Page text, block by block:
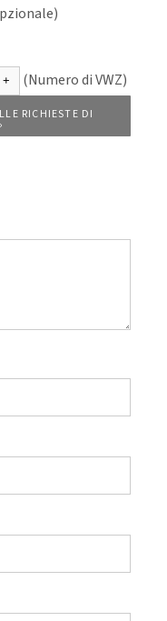
RICHIESTE DI